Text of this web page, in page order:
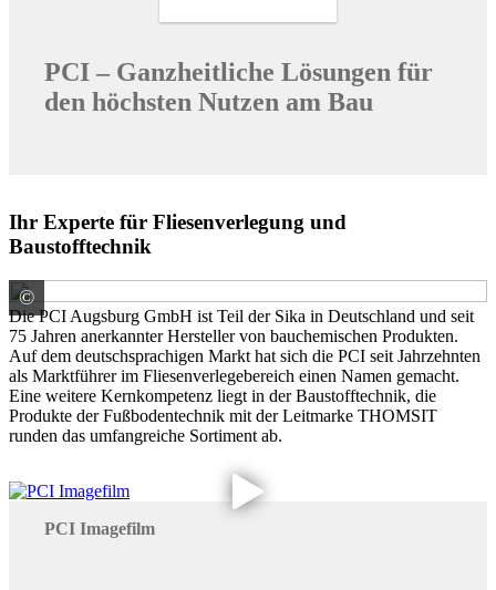
PCI – Ganzheitliche Lösungen für
den höchsten Nutzen am Bau
Ihr Experte für Fliesenverlegung und
Baustofftechnik
©
PCI Augsburg GmbH
Die PCI Augsburg GmbH ist Teil der Sika in Deutschland und seit
75 Jahren anerkannter Hersteller von bauchemischen Produkten.
Auf dem deutschsprachigen Markt hat sich die PCI seit Jahrzehnten
als Marktführer im Fliesenverlegebereich einen Namen gemacht.
Eine weitere Kernkompetenz liegt in der Baustofftechnik, die
Produkte der Fußbodentechnik mit der Leitmarke THOMSIT
runden das umfangreiche Sortiment ab.
PCI Imagefilm